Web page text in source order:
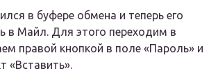
в буфере обмена и теперь его
в Майл. Для этого переходим в
правой кнопкой в поле «Пароль» и
«Вставить».